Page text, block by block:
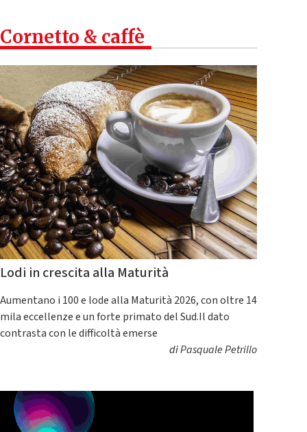
Cornetto & caffè
Lodi in crescita alla Maturità
Aumentano i 100 e lode alla Maturità 2026, con oltre 14
mila eccellenze e un forte primato del Sud.Il dato
contrasta con le difficoltà emerse
diPasquale Petrillo